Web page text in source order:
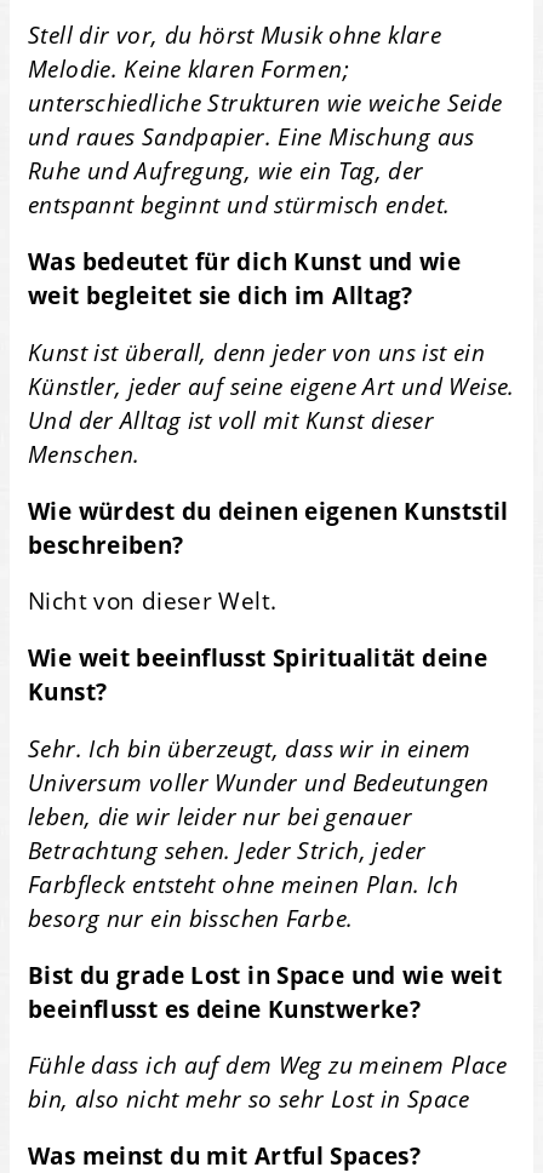
Stell dir vor, du hörst Musik ohne klare
Melodie. Keine klaren Formen;
unterschiedliche Strukturen wie weiche Seide
und raues Sandpapier. Eine Mischung aus
Ruhe und Aufregung, wie ein Tag, der
entspannt beginnt und stürmisch endet.
Was bedeutet für dich Kunst und wie
weit begleitet sie dich im Alltag?
Kunst ist überall, denn jeder von uns ist ein
Künstler, jeder auf seine eigene Art und Weise.
Und der Alltag ist voll mit Kunst dieser
Menschen.
Wie würdest du deinen eigenen Kunststil
beschreiben?
Nicht von dieser Welt.
Wie weit beeinflusst Spiritualität deine
Kunst?
Sehr. Ich bin überzeugt, dass wir in einem
Universum voller Wunder und Bedeutungen
leben, die wir leider nur bei genauer
Betrachtung sehen. Jeder Strich, jeder
Farbfleck entsteht ohne meinen Plan. Ich
besorg nur ein bisschen Farbe.
Bist du grade Lost in Space und wie weit
beeinflusst es deine Kunstwerke?
Fühle dass ich auf dem Weg zu meinem Place
bin, also nicht mehr so sehr Lost in Space
Was meinst du mit Artful Spaces?